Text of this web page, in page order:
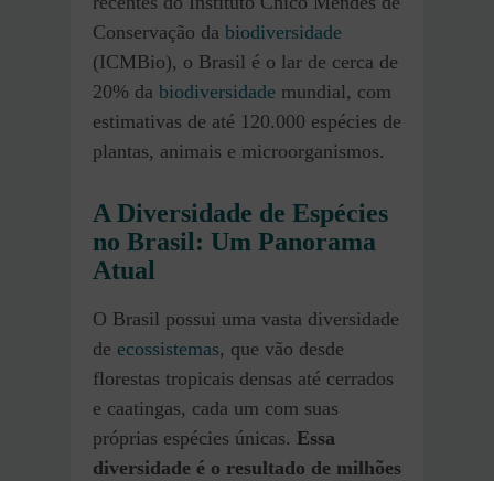
Conservação da biodiversidade
(ICMBio), o Brasil é o lar de cerca de
20% da biodiversidade mundial, com
estimativas de até 120.000 espécies de
plantas, animais e microorganismos.
A Diversidade de Espécies
no Brasil: Um Panorama
Atual
O Brasil possui uma vasta diversidade
de ecossistemas, que vão desde
florestas tropicais densas até cerrados
e caatingas, cada um com suas
próprias espécies únicas. Essa
diversidade é o resultado de milhões